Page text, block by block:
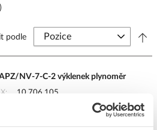
podle
NV-7-C-2 výklenek plynoměr
10.706.105
DCK HOLOUBKOV